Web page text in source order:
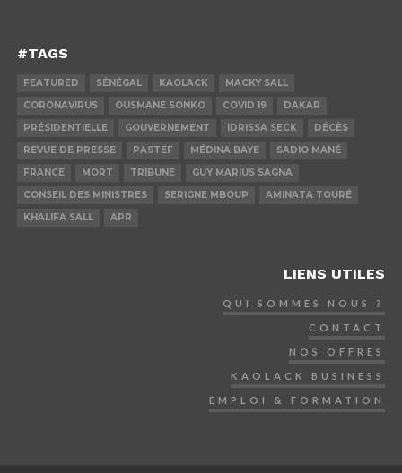
#TAGS
FEATURED SÉNÉGAL KAOLACK
MACKY SALL
CORONAVIRUS
OUSMANE SONKO COVID 19
DAKAR
PRÉSIDENTIELLE
GOUVERNEMENT IDRISSA SECK
DÉCÈS
REVUE DE PRESSE
PASTEF MÉDINA BAYE
SADIO MANÉ
FRANCE
MORT TRIBUNE
GUY MARIUS SAGNA
CONSEIL DES MINISTRES
SERIGNE MBOUP
AMINATA TOURÉ
KHALIFA SALL
APR
LIENS UTILES
QUI SOMMES NOUS ?
CONTACT
NOS OFFRES
KAOLACK BUSINESS
EMPLOI & FORMATION